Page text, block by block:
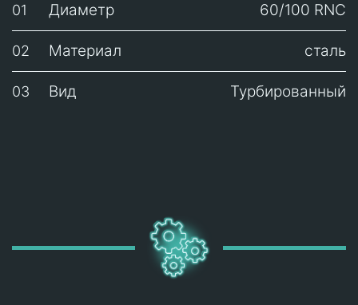
01 Диаметр 60/100 RNC
02 Материал сталь
03 Вид Турбированный